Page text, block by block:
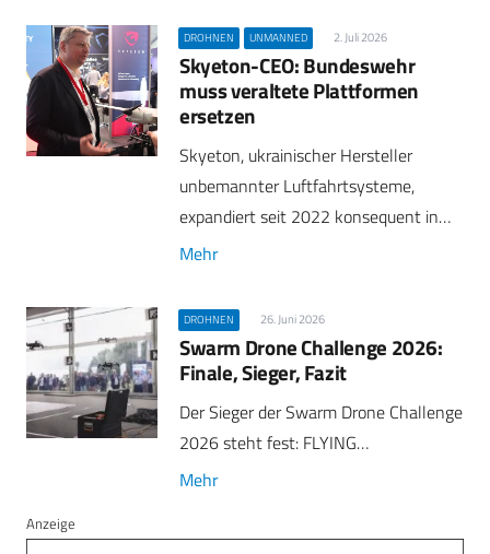
DROHNEN UNMANNED 2. Juli 2026
Skyeton-CEO: Bundeswehr
muss veraltete Plattformen
ersetzen
Skyeton, ukrainischer Hersteller
unbemannter Luftfahrtsysteme,
expandiert seit 2022 konsequent in…
Mehr
DROHNEN 26. Juni 2026
Swarm Drone Challenge 2026:
Finale, Sieger, Fazit
Der Sieger der Swarm Drone Challenge
2026 steht fest: FLYING…
Mehr
Anzeige